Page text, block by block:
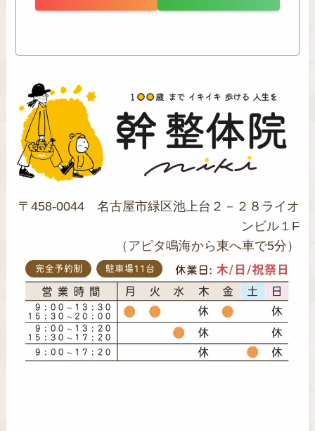
〒458-0044 名古屋市緑区池上台２－２８ライオ
ンビル１F
（アピタ鳴海から東へ車で5分）